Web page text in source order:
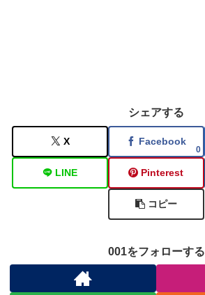
シェアする
X Facebook
0
LINE Pinterest
コピー
001をフォローする